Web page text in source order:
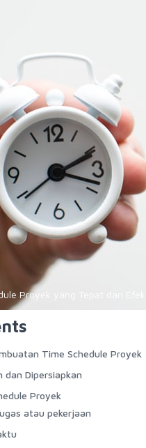
Proyek yang Tepat dan
Time Schedule Proyek
dan Dipersiapkan
Proyek
atau pekerjaan